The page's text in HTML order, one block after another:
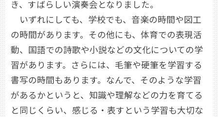
き、すばらしい演奏会となりました。
いずれにしても、学校でも、音楽の時間や図工
の時間があります。その他にも、体育での表現活
動、国語での詩歌や小説などの文化についての学
習があります。さらには、毛筆や硬筆を学習する
書写の時間もあります。なんで、そのような学習
があるかというと、知識や理解などの力を育てる
と同じくらい、感じる・表すという学習も大切な